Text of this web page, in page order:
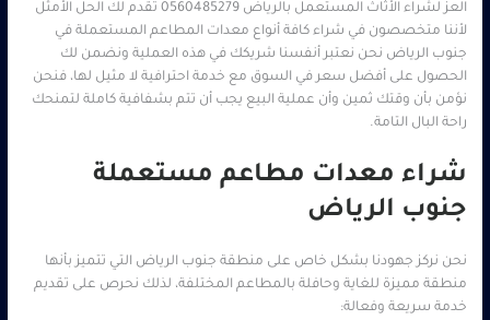
العز لشراء الأثاث المستعمل بالرياض 0560485279 تقدم لك الحل الأمثل
لأننا متخصصون في شراء كافة أنواع معدات المطاعم المستعملة في
جنوب الرياض نحن نعتبر أنفسنا شريكك في هذه العملية ونضمن لك
الحصول على أفضل سعر في السوق مع خدمة احترافية لا مثيل لها، فنحن
نؤمن بأن وقتك ثمين وأن عملية البيع يجب أن تتم بشفافية كاملة لتمنحك
راحة البال التامة.
شراء معدات مطاعم مستعملة
جنوب الرياض
نحن نركز جهودنا بشكل خاص على منطقة جنوب الرياض التي تتميز بأنها
منطقة مميزة للغاية وحافلة بالمطاعم المختلفة، لذلك نحرص على تقديم
خدمة سريعة وفعالة: